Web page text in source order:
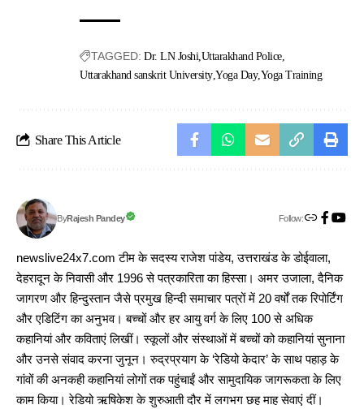
TAGGED: Dr. LN Joshi Uttarakhand Police
Uttarakhand sanskrit University Yoga Day Yoga Training
Share This Article
ByRajesh Pandey Follow:
newslive24x7.com टीम के सदस्य राजेश पांडेय, उत्तराखंड के डोईवाला,
देहरादून के निवासी और 1996 से पत्रकारिता का हिस्सा। अमर उजाला, दैनिक
जागरण और हिन्दुस्तान जैसे प्रमुख हिन्दी समाचार पत्रों में 20 वर्षों तक रिपोर्टिंग
और एडिटिंग का अनुभव। बच्चों और हर आयु वर्ग के लिए 100 से अधिक
कहानियां और कविताएं लिखीं। स्कूलों और संस्थाओं में बच्चों को कहानियां सुनाना
और उनसे संवाद करना जुनून। रुद्रप्रयाग के ‘रेडियो केदार’ के साथ पहाड़ के
गांवों की अनकही कहानियां लोगों तक पहुंचाईं और सामुदायिक जागरूकता के लिए
काम किया। रेडियो ऋषिकेश के शुरुआती दौर में लगभग छह माह सेवाएं दीं।